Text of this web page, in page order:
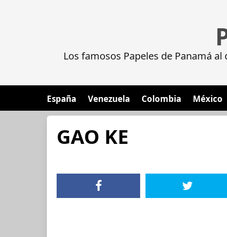
Los famosos Papeles de Panamá
España Venezuela Colombia México
GAO KE